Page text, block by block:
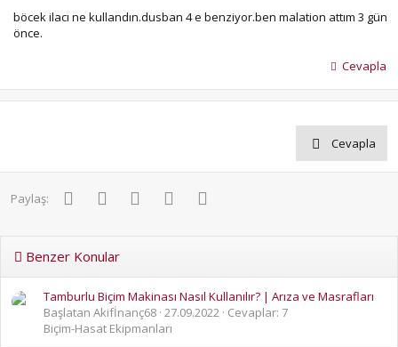
böcek ilacı ne kullandın.dusban 4 e benziyor.ben malation attım 3 gün
önce.
Cevapla
Cevapla
Paylaş: FacebookTwitter PinterestWhatsApp
Benzer Konular
Tamburlu Biçim Makinası Nasıl Kullanılır? | Arıza ve Masrafları
Başlatan Akifİnanç68 27.09.2022 Cevaplar: 7
Biçim-Hasat Ekipmanları